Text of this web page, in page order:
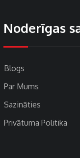
Noderīgas
Blogs
Par Mums
Sazināties
Privātuma Politika